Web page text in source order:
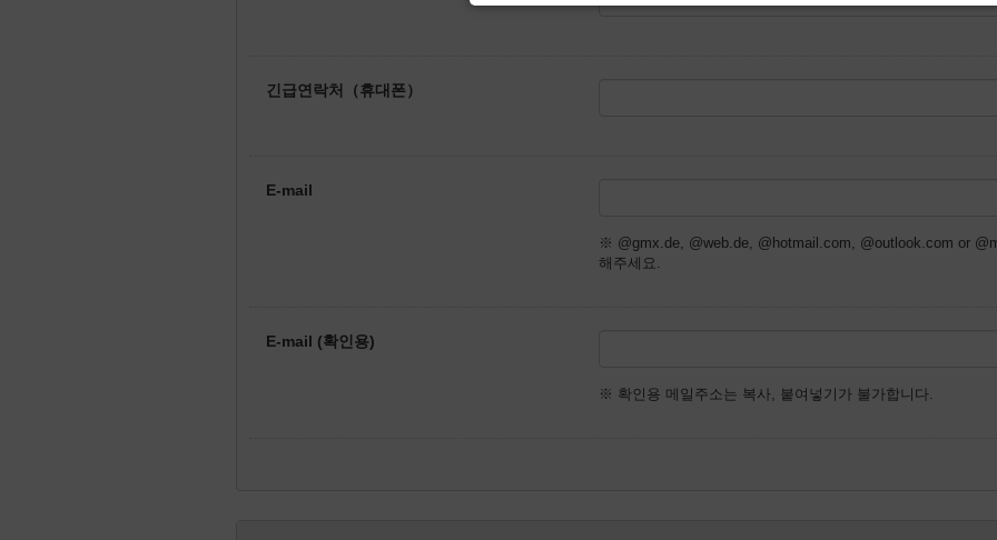
긴급연락처（휴대폰）
E-mail
※ @gmx.de, @web.de, @hotmail.com, @outlook.com or
해주세요.
E-mail (확인용)
※ 확인용 메일주소는 복사, 붙여넣기가 불가합니다.